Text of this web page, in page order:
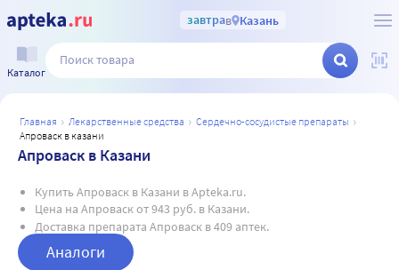
завтрав Казань
Каталог
главная лекарственные средства
сердечно-сосудистые препараты
апроваск в казани
Апроваск в Казани
Купить Апроваск в Казани в Apteka.ru.
Цена на Апроваск от 943 руб. в Казани.
Доставка препарата Апроваск в 409 аптек.
Аналоги